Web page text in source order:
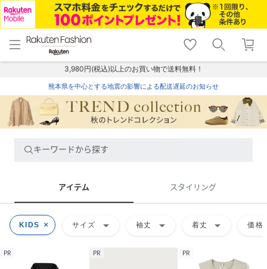
menu home
トップ
shopping_cart lock_outline
ログイン
3,980円(税込)以上のお買い物で送料無料！
熊本県を中心とする地震の影響による配送遅延のお知らせ
キーワードから探す
アイテム スタイリング
KIDS サイズ arrow_drop_down 袖丈 arrow_drop_down 着丈 arrow_drop_down 価格
PR PR PR